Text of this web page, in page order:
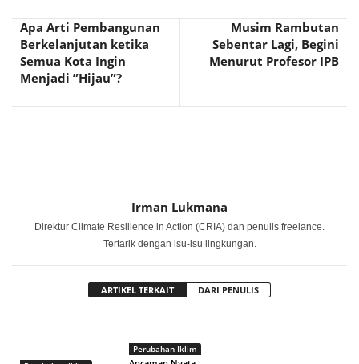
Apa Arti Pembangunan
Berkelanjutan ketika
Semua Kota Ingin
Menjadi ”Hijau”?
Musim Rambutan
Sebentar Lagi, Begini
Menurut Profesor IPB
Irman Lukmana
Direktur Climate Resilience in Action (CRIA) dan penulis freelance.
Tertarik dengan isu-isu lingkungan.
ARTIKEL TERKAIT DARI PENULIS
Perubahan Iklim